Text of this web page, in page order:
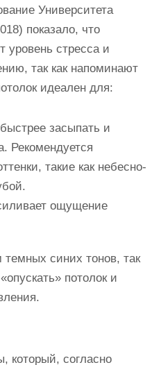
Университета
показало, что
уровень стресса и
так как напоминают
идеален для:
засыпать и
Рекомендуется
такие как небесно-
ощущение
синих тонов, так
потолок и
который, согласно